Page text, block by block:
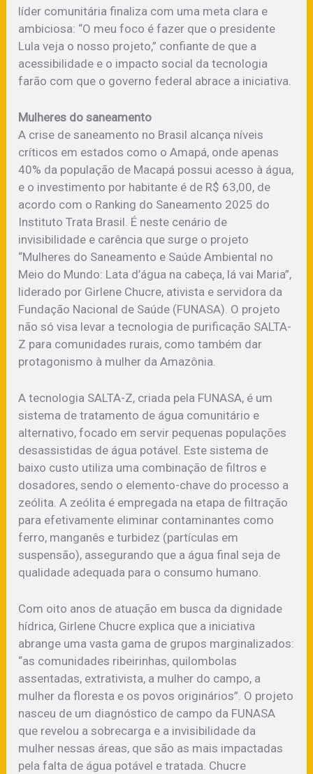
líder comunitária finaliza com uma meta clara e
ambiciosa: “O meu foco é fazer que o presidente
Lula veja o nosso projeto,” confiante de que a
acessibilidade e o impacto social da tecnologia
farão com que o governo federal abrace a iniciativa.
Mulheres do saneamento
A crise de saneamento no Brasil alcança níveis
críticos em estados como o Amapá, onde apenas
40% da população de Macapá possui acesso à água,
e o investimento por habitante é de R$ 63,00, de
acordo com o Ranking do Saneamento 2025 do
Instituto Trata Brasil. É neste cenário de
invisibilidade e carência que surge o projeto
“Mulheres do Saneamento e Saúde Ambiental no
Meio do Mundo: Lata d’água na cabeça, lá vai Maria”,
liderado por Girlene Chucre, ativista e servidora da
Fundação Nacional de Saúde (FUNASA). O projeto
não só visa levar a tecnologia de purificação SALTA-
Z para comunidades rurais, como também dar
protagonismo à mulher da Amazônia.
A tecnologia SALTA-Z, criada pela FUNASA, é um
sistema de tratamento de água comunitário e
alternativo, focado em servir pequenas populações
desassistidas de água potável. Este sistema de
baixo custo utiliza uma combinação de filtros e
dosadores, sendo o elemento-chave do processo a
zeólita. A zeólita é empregada na etapa de filtração
para efetivamente eliminar contaminantes como
ferro, manganês e turbidez (partículas em
suspensão), assegurando que a água final seja de
qualidade adequada para o consumo humano.
Com oito anos de atuação em busca da dignidade
hídrica, Girlene Chucre explica que a iniciativa
abrange uma vasta gama de grupos marginalizados:
“as comunidades ribeirinhas, quilombolas
assentadas, extrativista, a mulher do campo, a
mulher da floresta e os povos originários”. O projeto
nasceu de um diagnóstico de campo da FUNASA
que revelou a sobrecarga e a invisibilidade da
mulher nessas áreas, que são as mais impactadas
pela falta de água potável e tratada. Chucre